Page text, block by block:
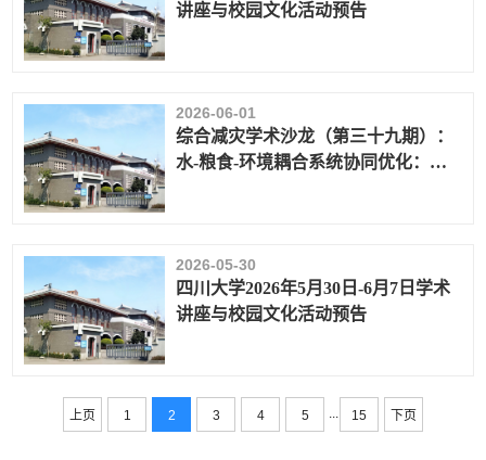
讲座与校园文化活动预告
2026-06-01
综合减灾学术沙龙（第三十九期）：
水-粮食-环境耦合系统协同优化：基
2026-05-30
四川大学2026年5月30日-6月7日学术
讲座与校园文化活动预告
上页 1 2 3 4 5 ... 15 下页